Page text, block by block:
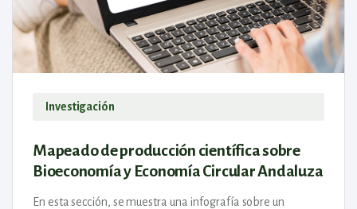
Investigación
Mapeado de producción científica sobre
Bioeconomía y Economía Circular Andaluza
En esta sección, se muestra una infografía sobre un